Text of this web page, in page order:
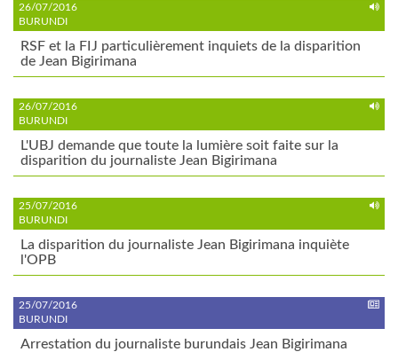
26/07/2016
BURUNDI
RSF et la FIJ particulièrement inquiets de la disparition
de Jean Bigirimana
26/07/2016
BURUNDI
L'UBJ demande que toute la lumière soit faite sur la
disparition du journaliste Jean Bigirimana
25/07/2016
BURUNDI
La disparition du journaliste Jean Bigirimana inquiète
l'OPB
25/07/2016
BURUNDI
Arrestation du journaliste burundais Jean Bigirimana